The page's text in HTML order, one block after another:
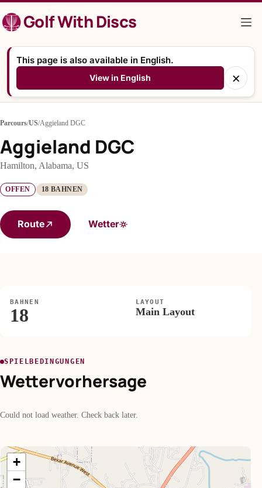
Inhalt
springenGolf With Discs
This page is also available in English.
View in English ×
Parcours/US/Aggieland DGC
Aggieland DGC
Hamilton, Alabama, US
OFFEN 18 BAHNEN
Route Wetter
BAHNEN
18
LAYOUT
Main Layout
SPIELBEDINGUNGEN
Wettervorhersage
Could not load weather. Check back later.
+
−